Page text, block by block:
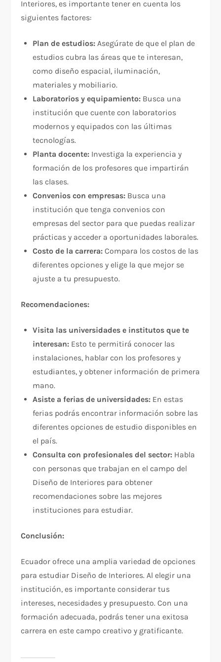
Interiores, es importante tener en cuenta los
siguientes factores:
Plan de estudios: Asegúrate de que el plan de
estudios cubra las áreas que te interesan,
como diseño espacial, iluminación,
materiales y mobiliario.
Laboratorios y equipamiento: Busca una
institución que cuente con laboratorios
modernos y equipados con las últimas
tecnologías.
Planta docente: Investiga la experiencia y
formación de los profesores que impartirán
las clases.
Convenios con empresas: Busca una
institución que tenga convenios con
empresas del sector para que puedas realizar
prácticas y acceder a oportunidades laborales.
Costo de la carrera: Compara los costos de las
diferentes opciones y elige la que mejor se
ajuste a tu presupuesto.
Recomendaciones:
Visita las universidades e institutos que te
interesan: Esto te permitirá conocer las
instalaciones, hablar con los profesores y
estudiantes, y obtener información de primera
mano.
Asiste a ferias de universidades: En estas
ferias podrás encontrar información sobre las
diferentes opciones de estudio disponibles en
el país.
Consulta con profesionales del sector: Habla
con personas que trabajan en el campo del
Diseño de Interiores para obtener
recomendaciones sobre las mejores
instituciones para estudiar.
Conclusión:
Ecuador ofrece una amplia variedad de opciones
para estudiar Diseño de Interiores. Al elegir una
institución, es importante considerar tus
intereses, necesidades y presupuesto. Con una
formación adecuada, podrás tener una exitosa
carrera en este campo creativo y gratificante.